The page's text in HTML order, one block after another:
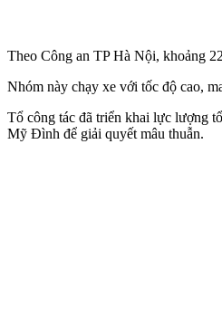
Theo Công an TP Hà Nội, khoảng
Nhóm này chạy xe với tốc độ cao,
Tổ công tác đã triển khai lực lượng
Mỹ Đình để giải quyết mâu thuẫn.